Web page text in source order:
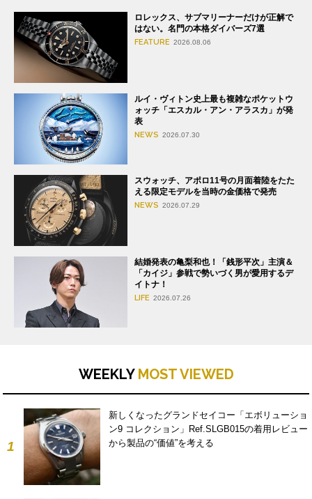
ロレックス、サブマリーナーだけが正解で
はない。名門の本格ダイバーズ7選
FEATURE 2026.08.06
ルイ・ヴィトン史上最も複雑なポケットウ
ォッチ「エスカル・アン・アラスカ」が発
表
NEWS 2026.07.30
スウォッチ、アポロ11号の月面着陸をたた
える限定モデルを当時の金価格で発売
NEWS 2026.07.29
結婚発表の亀梨和也！「銭形平次」主演＆
「カイジ」参戦で勢いづく男が愛用するデ
イトナ！
LIFE 2026.07.26
WEEKLY MOST VIEWED
1
新しくなったグランドセイコー「エボリューショ
ン9 コレクション」Ref.SLGB015の着用レビュー
から製品の“価値”を考える